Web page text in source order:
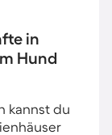
in
Hund
kannst du